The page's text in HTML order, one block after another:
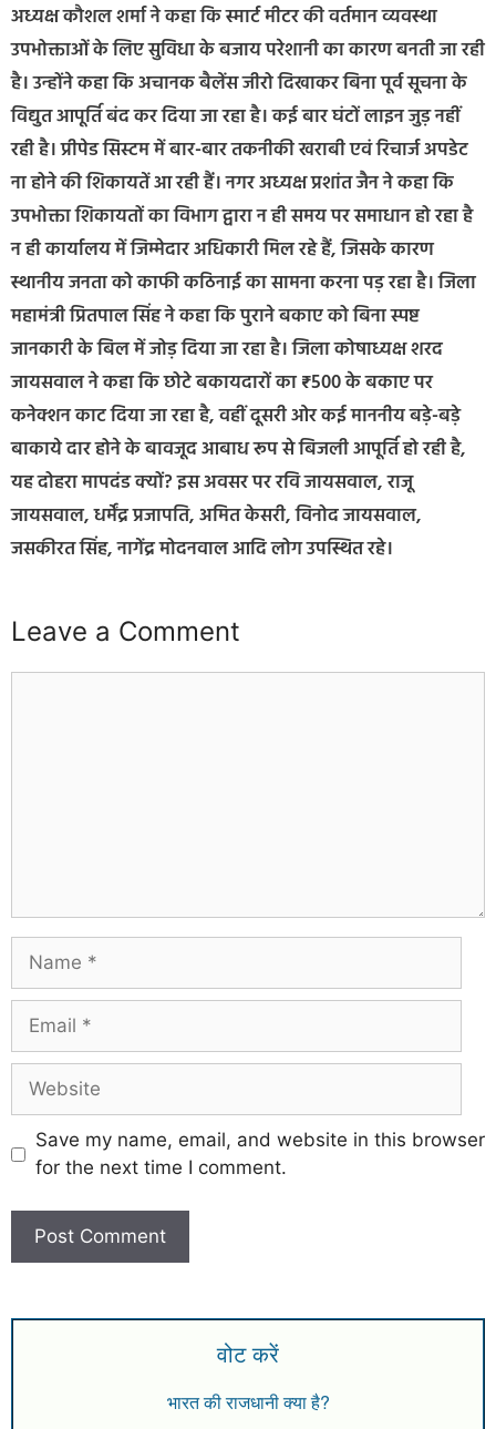
अध्यक्ष कौशल शर्मा ने कहा कि स्मार्ट मीटर की वर्तमान व्यवस्था
उपभोक्ताओं के लिए सुविधा के बजाय परेशानी का कारण बनती जा रही
है। उन्होंने कहा कि अचानक बैलेंस जीरो दिखाकर बिना पूर्व सूचना के
विद्युत आपूर्ति बंद कर दिया जा रहा है। कई बार घंटों लाइन जुड़ नहीं
रही है। प्रीपेड सिस्टम में बार-बार तकनीकी खराबी एवं रिचार्ज अपडेट
ना होने की शिकायतें आ रही हैं। नगर अध्यक्ष प्रशांत जैन ने कहा कि
उपभोक्ता शिकायतों का विभाग द्वारा न ही समय पर समाधान हो रहा है
न ही कार्यालय में जिम्मेदार अधिकारी मिल रहे हैं, जिसके कारण
स्थानीय जनता को काफी कठिनाई का सामना करना पड़ रहा है। जिला
महामंत्री प्रितपाल सिंह ने कहा कि पुराने बकाए को बिना स्पष्ट
जानकारी के बिल में जोड़ दिया जा रहा है। जिला कोषाध्यक्ष शरद
जायसवाल ने कहा कि छोटे बकायदारों का ₹500 के बकाए पर
कनेक्शन काट दिया जा रहा है, वहीं दूसरी ओर कई माननीय बड़े-बड़े
बाकाये दार होने के बावजूद आबाध रूप से बिजली आपूर्ति हो रही है,
यह दोहरा मापदंड क्यों? इस अवसर पर रवि जायसवाल, राजू
जायसवाल, धर्मेंद्र प्रजापति, अमित केसरी, विनोद जायसवाल,
जसकीरत सिंह, नागेंद्र मोदनवाल आदि लोग उपस्थित रहे।
Leave a Comment
Save my name, email, and website in this browser
for the next time I comment.
वोट करें
भारत की राजधानी क्या है?